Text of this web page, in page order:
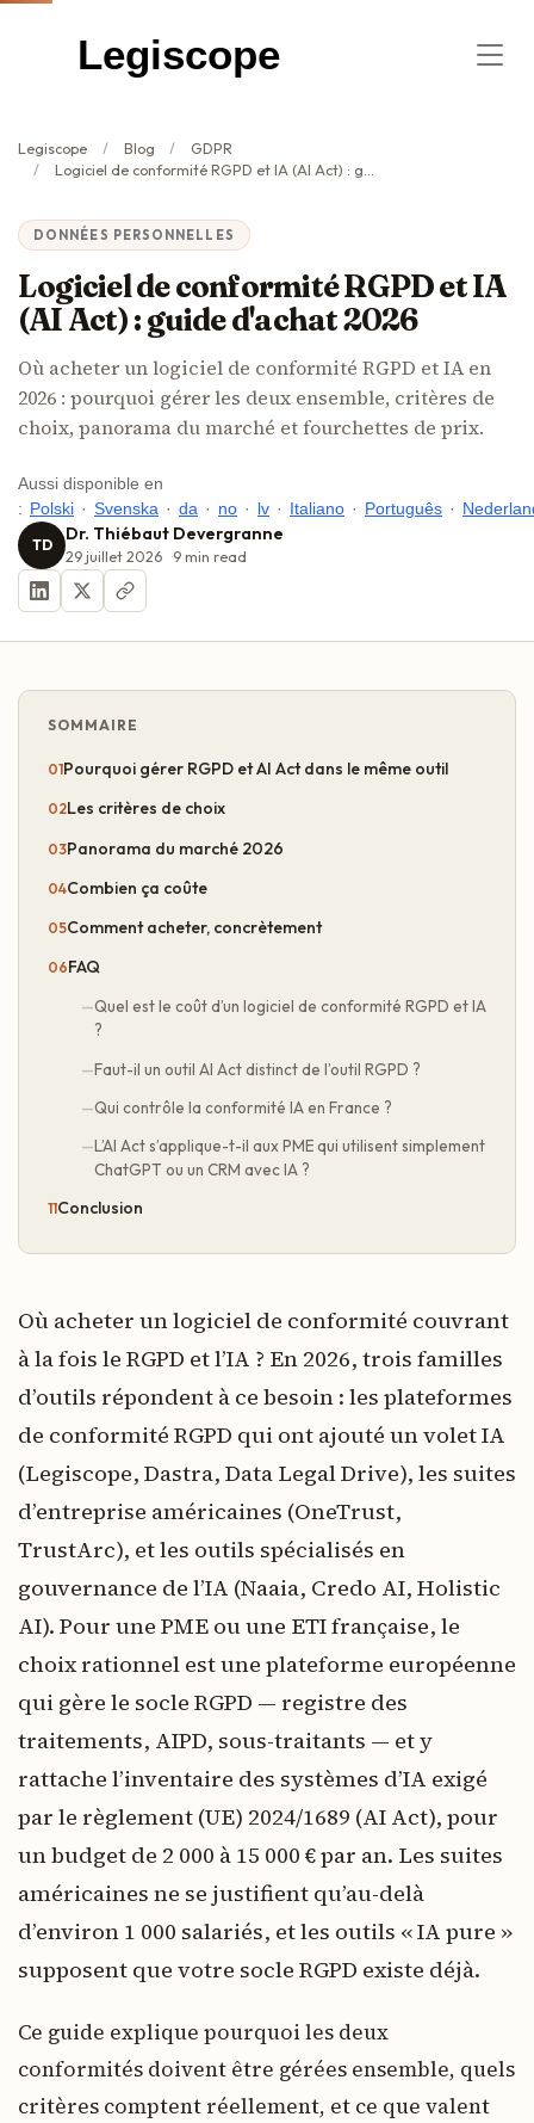
Legiscope
Legiscope Blog
GDPR
Logiciel de conformité RGPD et IA (AI Act) : guide d'achat 2026
DONNÉES PERSONNELLES
Logiciel de conformité RGPD et IA
(AI Act) : guide d'achat 2026
Où acheter un logiciel de conformité RGPD et IA en
2026 : pourquoi gérer les deux ensemble, critères de
choix, panorama du marché et fourchettes de prix.
Aussi disponible en
: Polski · Svenska · da · no · lv · Italiano · Português ·
TD Dr. Thiébaut Devergranne
29 juillet 2026 9 min read
SOMMAIRE
Pourquoi gérer RGPD et AI Act dans le même outil
Les critères de choix
Panorama du marché 2026
Combien ça coûte
Comment acheter, concrètement
FAQ
Quel est le coût d’un logiciel de conformité RGPD et IA
?
Faut-il un outil AI Act distinct de l’outil RGPD ?
Qui contrôle la conformité IA en France ?
L’AI Act s’applique-t-il aux PME qui utilisent simplement
ChatGPT ou un CRM avec IA ?
Conclusion
Où acheter un logiciel de conformité couvrant
à la fois le RGPD et l’IA ? En 2026, trois familles
d’outils répondent à ce besoin : les plateformes
de conformité RGPD qui ont ajouté un volet IA
(Legiscope, Dastra, Data Legal Drive), les suites
d’entreprise américaines (OneTrust,
TrustArc), et les outils spécialisés en
gouvernance de l’IA (Naaia, Credo AI, Holistic
AI). Pour une PME ou une ETI française, le
choix rationnel est une plateforme européenne
qui gère le socle RGPD — registre des
traitements, AIPD, sous-traitants — et y
rattache l’inventaire des systèmes d’IA exigé
par le règlement (UE) 2024/1689 (AI Act), pour
un budget de 2 000 à 15 000 € par an. Les suites
américaines ne se justifient qu’au-delà
d’environ 1 000 salariés, et les outils « IA pure »
supposent que votre socle RGPD existe déjà.
Ce guide explique pourquoi les deux
conformités doivent être gérées ensemble, quels
critères comptent réellement, et ce que valent